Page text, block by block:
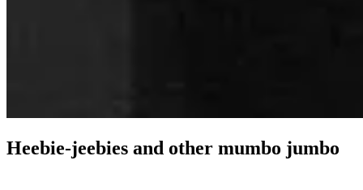
Heebie-jeebies and other mumbo jumbo